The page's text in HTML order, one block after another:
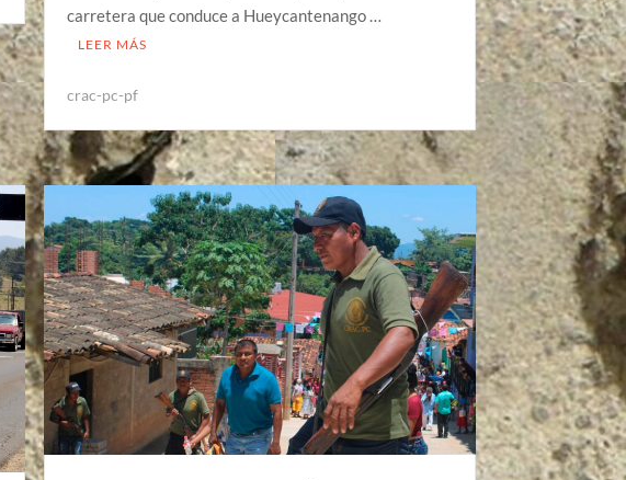
carretera que conduce a Hueycantenango …
LEER MÁS
crac-pc-pf